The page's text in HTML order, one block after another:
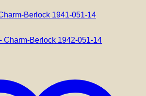
Berlock 1941-051-14